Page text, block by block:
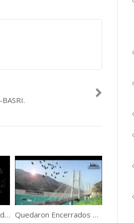
La Historia de Los Perdidos en este Mundo. Quedaron Encerrados En La Cueva.